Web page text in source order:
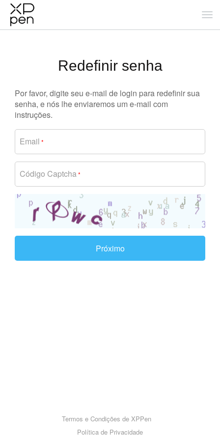
Redefinir senha
Por favor, digite seu e-mail de login para redefinir sua
senha, e nós lhe enviaremos um e-mail com
instruções.
Email *
Código Captcha*
Próximo
Termos e Condições de XPPen
Política de Privacidade